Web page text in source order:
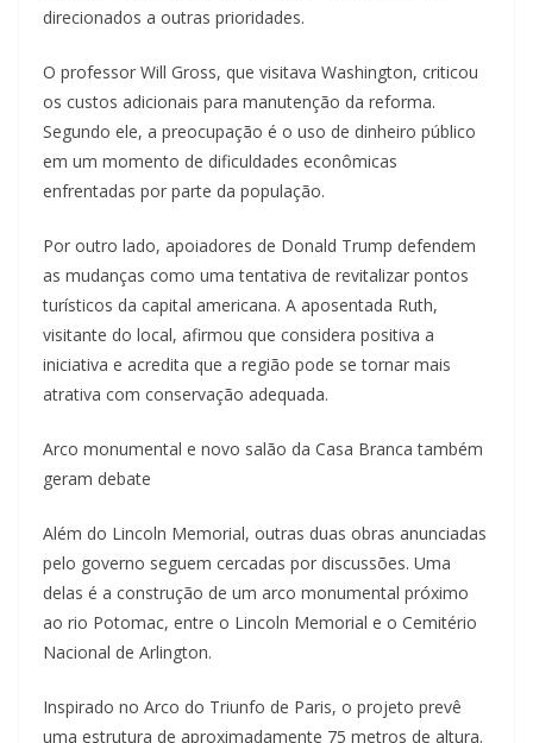
direcionados a outras prioridades.
O professor Will Gross, que visitava Washington, criticou
os custos adicionais para manutenção da reforma.
Segundo ele, a preocupação é o uso de dinheiro público
em um momento de dificuldades econômicas
enfrentadas por parte da população.
Por outro lado, apoiadores de Donald Trump defendem
as mudanças como uma tentativa de revitalizar pontos
turísticos da capital americana. A aposentada Ruth,
visitante do local, afirmou que considera positiva a
iniciativa e acredita que a região pode se tornar mais
atrativa com conservação adequada.
Arco monumental e novo salão da Casa Branca também
geram debate
Além do Lincoln Memorial, outras duas obras anunciadas
pelo governo seguem cercadas por discussões. Uma
delas é a construção de um arco monumental próximo
ao rio Potomac, entre o Lincoln Memorial e o Cemitério
Nacional de Arlington.
Inspirado no Arco do Triunfo de Paris, o projeto prevê
uma estrutura de aproximadamente 75 metros de altura.